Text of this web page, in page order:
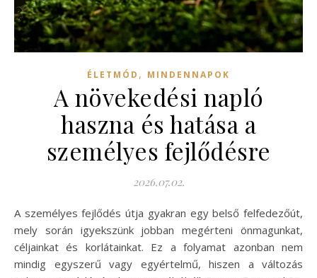
ÉLETMÓD , MINDENNAPOK
A növekedési napló
haszna és hatása a
személyes fejlődésre
2026.07.02.
A személyes fejlődés útja gyakran egy belső felfedezőút,
mely során igyekszünk jobban megérteni önmagunkat,
céljainkat és korlátainkat. Ez a folyamat azonban nem
mindig egyszerű vagy egyértelmű, hiszen a változás